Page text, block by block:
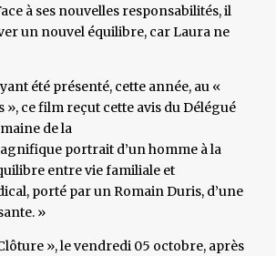
à ses nouvelles responsabilités, il
un nouvel équilibre, car Laura ne
été présenté, cette année, au «
», ce film reçut cette avis du Délégué
de la
portrait d’un homme à la
entre vie familiale et
porté par un Romain Duris, d’une
»
», le vendredi 05 octobre, après